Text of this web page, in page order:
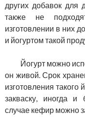
других добавок для
также не
изготовлении в них
и йогуртом такой
Йогурт можно
он живой. Срок
изготовления такого
закваску, иногда и
случае кефир можно